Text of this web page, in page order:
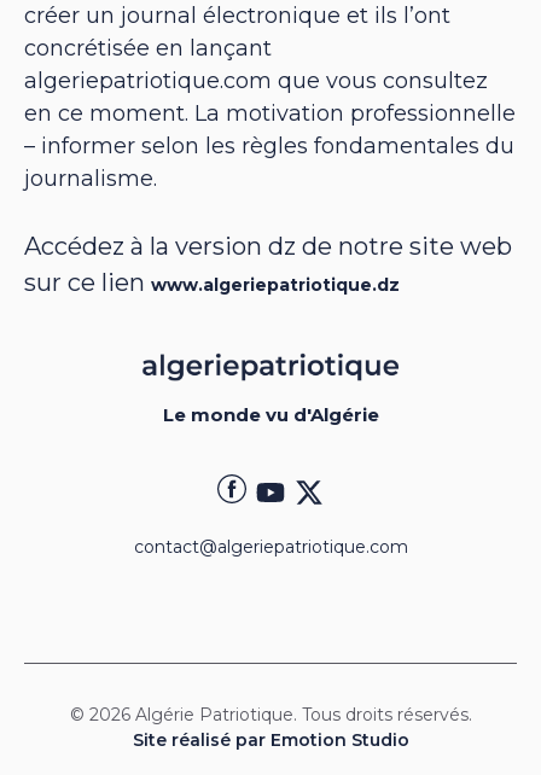
créer un journal électronique et ils l’ont
concrétisée en lançant
algeriepatriotique.com que vous consultez
en ce moment. La motivation professionnelle
– informer selon les règles fondamentales du
journalisme.
Accédez à la version dz de notre site web
sur ce lien www.algeriepatriotique.dz
Le monde vu d'Algérie
contact@algeriepatriotique.com
© 2026 Algérie Patriotique. Tous droits réservés.
Site réalisé par Emotion Studio